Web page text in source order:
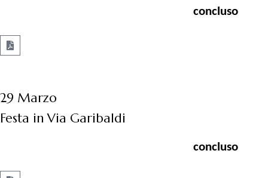
concluso
29 Marzo
Festa in Via Garibaldi
concluso